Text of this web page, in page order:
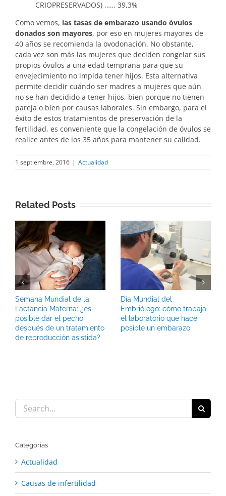
CRIOPRESERVADOS) …… 39,3%
Como vemos, las tasas de embarazo usando óvulos
donados son mayores, por eso en mujeres mayores de
40 años se recomienda la ovodonación. No obstante,
cada vez son más las mujeres que deciden congelar sus
propios óvulos a una edad temprana para que su
envejecimiento no impida tener hijos. Esta alternativa
permite decidir cuándo ser madres a mujeres que aún
no se han decidido a tener hijos, bien porque no tienen
pareja o bien por causas laborales. Sin embargo, para el
éxito de estos tratamientos de preservación de la
fertilidad, es conveniente que la congelación de óvulos se
realice antes de los 35 años para mantener su calidad.
1 septiembre, 2016 | Actualidad
Related Posts
Semana Mundial de la
Lactancia Materna: ¿es
posible dar el pecho
después de un tratamiento
de reproducción asistida?
Día Mundial del
Embriólogo: cómo trabaja
el laboratorio que hace
posible un embarazo
Search
for:
Categorías
Actualidad
Causas de infertilidad